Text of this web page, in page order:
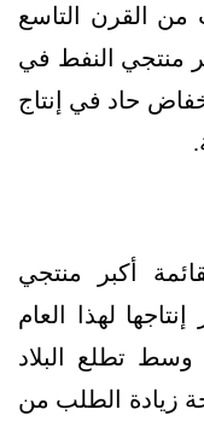
من القرن التاسع
منتجي النفط في
حاد في إنتاج
أكبر منتجي
2022، إذ يقدر إنتاجها لهذا العام
وسط تطلع البلاد
زيادة الطلب من